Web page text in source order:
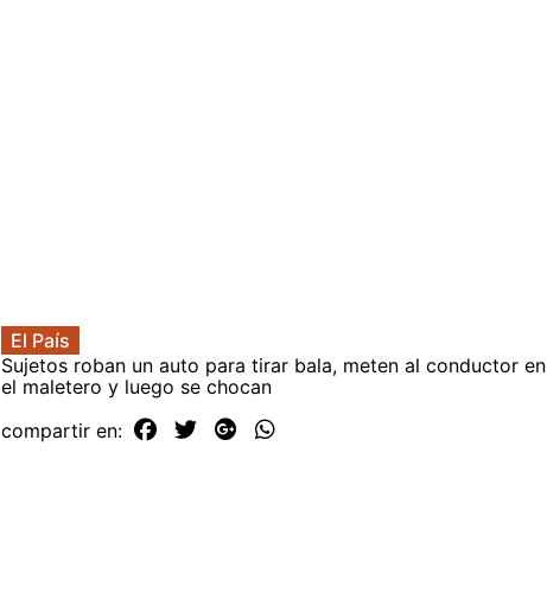
El País
Sujetos roban un auto para tirar bala, meten al conductor en
el maletero y luego se chocan
compartir en: